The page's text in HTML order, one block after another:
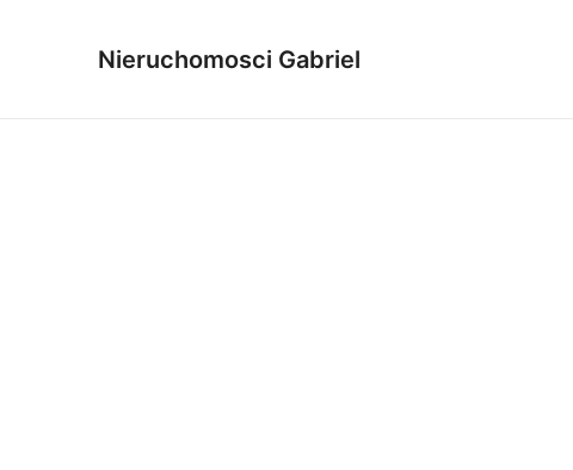
Nieruchomosci Gabriel